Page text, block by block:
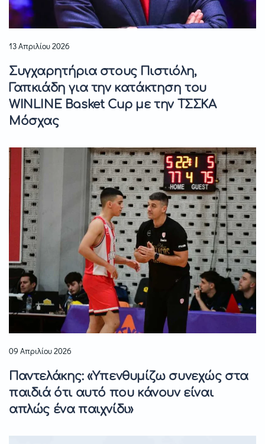
13 Απριλίου 2026
Συγχαρητήρια στους Πιστιόλη,
Γαπκιάδη για την κατάκτηση του
WINLINE Basket Cup με την ΤΣΣΚΑ
Μόσχας
09 Απριλίου 2026
Παντελάκης: «Υπενθυμίζω συνεχώς στα
παιδιά ότι αυτό που κάνουν είναι
απλώς ένα παιχνίδι»